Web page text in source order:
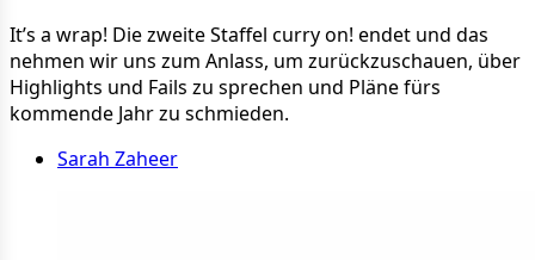
It’s a wrap! Die zweite Staffel curry on! endet und das
nehmen wir uns zum Anlass, um zurückzuschauen, über
Highlights und Fails zu sprechen und Pläne fürs
kommende Jahr zu schmieden.
Sarah Zaheer